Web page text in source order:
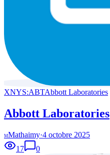
XNYS:ABTAbbott Laboratories
Abbott Laboratories
MMathaimy·4 octobre 2025
17
0